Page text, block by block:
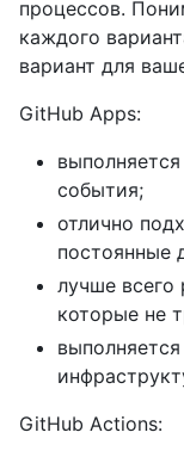
процессов.
каждого
вариант для
GitHub Apps:
события;
отлично
постоянные
лучше всего
которые не
GitHub Actions: